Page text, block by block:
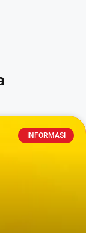
INFORMASI